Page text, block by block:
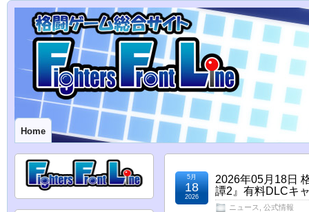
Home
2026年05月18日
譚2』有料DLCキ
ニュース 公式情報
5月
18
2026